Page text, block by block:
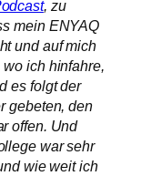
, zu
mein ENYAQ
und auf mich
ich hinfahre,
es folgt der
gebeten, den
offen. Und
war sehr
wie weit ich